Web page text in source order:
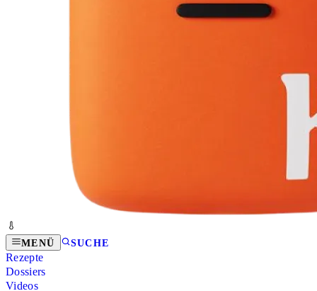
MENÜ SUCHE
Rezepte
Dossiers
Videos